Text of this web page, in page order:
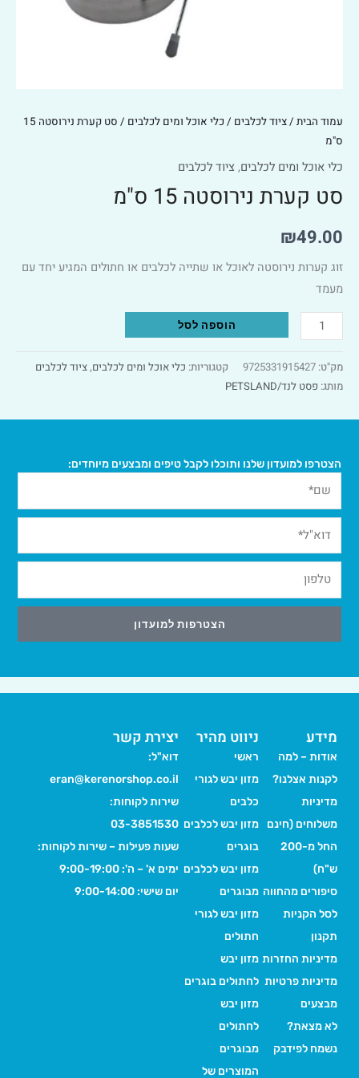
עמוד הבית/ציוד לכלבים/כלי אוכל ומים לכלבים
/ סט קערת נירוסטה 15
ס"מ
כלי אוכל ומים לכלבים,ציוד לכלבים
סט קערת נירוסטה 15 ס"מ
₪49.00
זוג קערות נירוסטה לאוכל או שתייה לכלבים או חתולים המגיע יחד עם
מעמד
הוספה לסל
מק"ט:9725331915427 קטגוריות:כלי אוכל ומים לכלבים,ציוד לכלבים
מותג:פסט לנד/PETSLAND
הצטרפו למועדון שלנו ותוכלו לקבל טיפים ומבצעים מיוחדים:
הצטרפות למועדון
ניווט מהיר
ראשי
מזון יבש לגורי
כלבים
מזון יבש לכלבים
בוגרים
מזון יבש לכלבים
מבוגרים
מזון יבש לגורי
חתולים
מזון יבש
לחתולים בוגרים
מזון יבש
לחתולים
מבוגרים
המוצרים של
מידע
אודות – למה
לקנות אצלנו?
מדיניות
משלוחים (חינם
החל מ-200
ש"ח)
סיפורים מהחווה
לסל הקניות
תקנון
מדיניות החזרות
מדיניות פרטיות
מבצעים
לא מצאת?
נשמח לפידבק
יצירת קשר
דוא"ל:
eran@kerenorshop.co.il
שירות לקוחות:
03-3851530
שעות פעילות – שירות לקוחות:
ימים א' – ה': 9:00-19:00
יום שישי: 9:00-14:00